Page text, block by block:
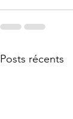
Posts récents